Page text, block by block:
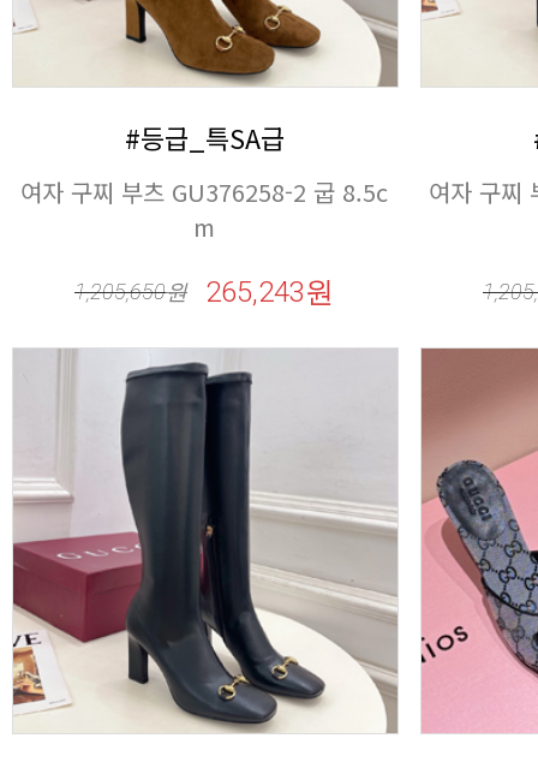
#등급_특SA급
m
1,205,650원 265,243원